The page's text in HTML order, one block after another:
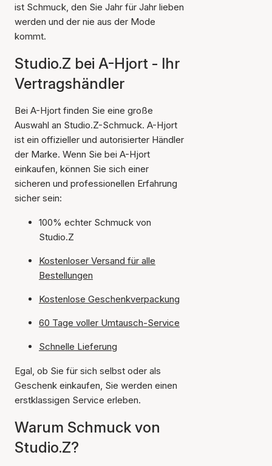
ist Schmuck, den Sie Jahr für Jahr lieben
werden und der nie aus der Mode
kommt.
Studio.Z bei A-Hjort - Ihr
Vertragshändler
Bei A-Hjort finden Sie eine große
Auswahl an Studio.Z-Schmuck. A-Hjort
ist ein offizieller und autorisierter Händler
der Marke. Wenn Sie bei A-Hjort
einkaufen, können Sie sich einer
sicheren und professionellen Erfahrung
sicher sein:
100% echter Schmuck von
Studio.Z
Kostenloser Versand für alle
Bestellungen
Kostenlose Geschenkverpackung
60 Tage voller Umtausch-Service
Schnelle Lieferung
Egal, ob Sie für sich selbst oder als
Geschenk einkaufen, Sie werden einen
erstklassigen Service erleben.
Warum Schmuck von
Studio.Z?